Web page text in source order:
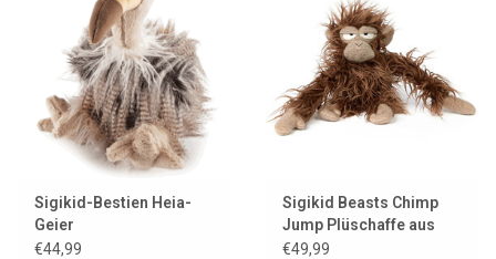
Sigikid-Bestien Heia-
Geier
€44,99
Sigikid Beasts Chimp
Jump Plüschaffe aus
BeastsTown
€49,99